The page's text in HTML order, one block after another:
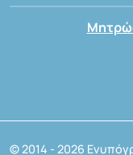
© 2014 - 2026